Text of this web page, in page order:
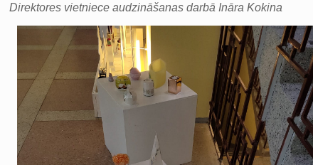
Direktores vietniece audzināšanas darbā Ināra Kokina